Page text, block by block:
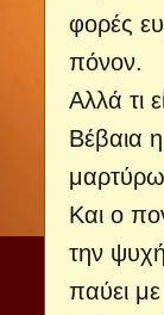
φορές
πόνον.
Αλλά τι
Βέβαια
Και ο
την
παύει